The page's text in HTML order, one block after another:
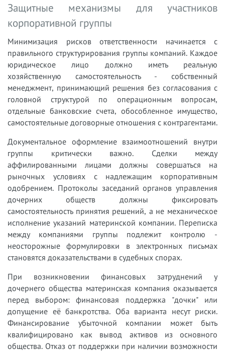
Защитные механизмы для участников
корпоративной группы
Минимизация рисков ответственности начинается с
правильного структурирования группы компаний. Каждое
юридическое лицо должно иметь реальную
хозяйственную самостоятельность - собственный
менеджмент, принимающий решения без согласования с
головной структурой по операционным вопросам,
отдельные банковские счета, обособленное имущество,
самостоятельные договорные отношения с контрагентами.
Документальное оформление взаимоотношений внутри
группы критически важно. Сделки между
аффилированными лицами должны совершаться на
рыночных условиях с надлежащим корпоративным
одобрением. Протоколы заседаний органов управления
дочерних обществ должны фиксировать
самостоятельность принятия решений, а не механическое
исполнение указаний материнской компании. Переписка
между компаниями группы подлежит контролю -
неосторожные формулировки в электронных письмах
становятся доказательствами в судебных спорах.
При возникновении финансовых затруднений у
дочернего общества материнская компания оказывается
перед выбором: финансовая поддержка "дочки" или
допущение её банкротства. Оба варианта несут риски.
Финансирование убыточной компании может быть
квалифицировано как вывод активов из основного
общества. Отказ от поддержки при наличии возможности